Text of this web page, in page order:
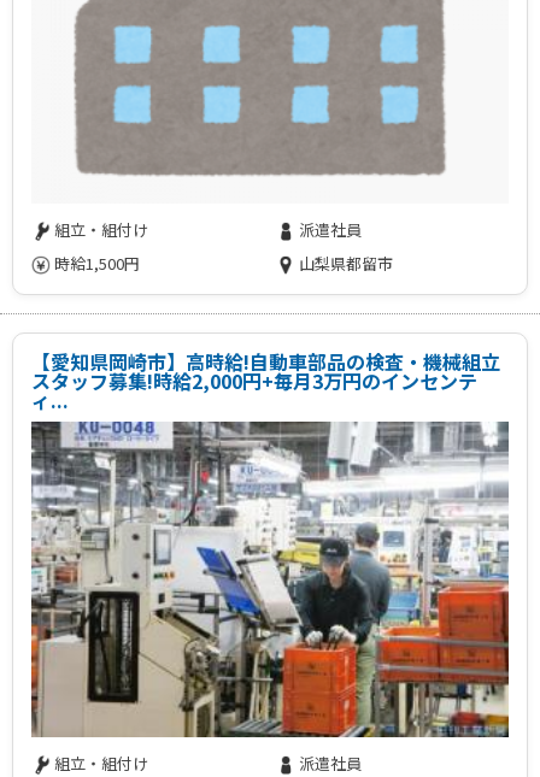
組立・組付け
派遣社員
時給1,500円
山梨県都留市
【愛知県岡崎市】高時給!自動車部品の検査・機械組立
スタッフ募集!時給2,000円+毎月3万円のインセンテ
ィ...
組立・組付け
派遣社員